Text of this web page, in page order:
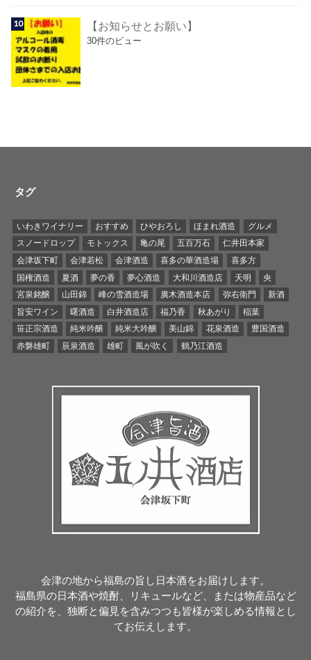
【お知らせとお願い】
30件のビュー
タグ
いわきワイナリー おすすめ ひやおろし ほまれ酒造
グルメ
スノードロップ
モトックス 亀の尾 五百万石
仁井田本家
会津坂下町
会津若松 会津酒造 喜多の華酒造場
喜多方
国権酒造
夏酒 夢の香 夢心酒造 大和川酒造店 天明
央
宮泉銘醸
山田錦 峰の雪酒造場 廣木酒造本店 弥右衛門
新酒
旨安ワイン
曙酒造 白井酒造店 福乃香 秋あがり
稲葉
笹正宗酒造
純米吟醸 純米大吟醸 美山錦 花泉酒造
豊国酒造
赤磐雄町
辰泉酒造 雄町 風が吹く 鶴乃江酒造
会津の地から福島の旨し日本酒をお届けします。
福島県の日本酒や焼酎、リキュールなど、または物産品など
の紹介を、独断と偏見を含みつつも皆様が楽しめる情報とし
てお伝えします。